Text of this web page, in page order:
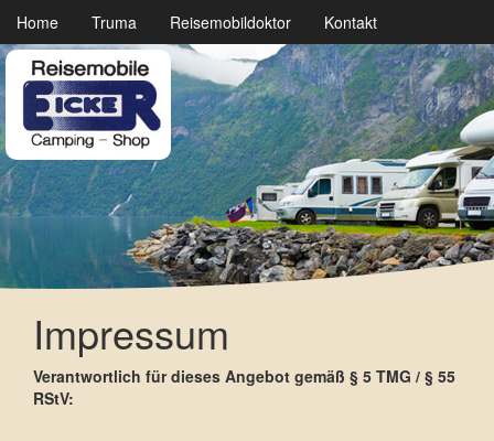
Home Truma Reisemobildoktor Kontakt
Impressum
Verantwortlich für dieses Angebot gemäß § 5 TMG / § 55
RStV: